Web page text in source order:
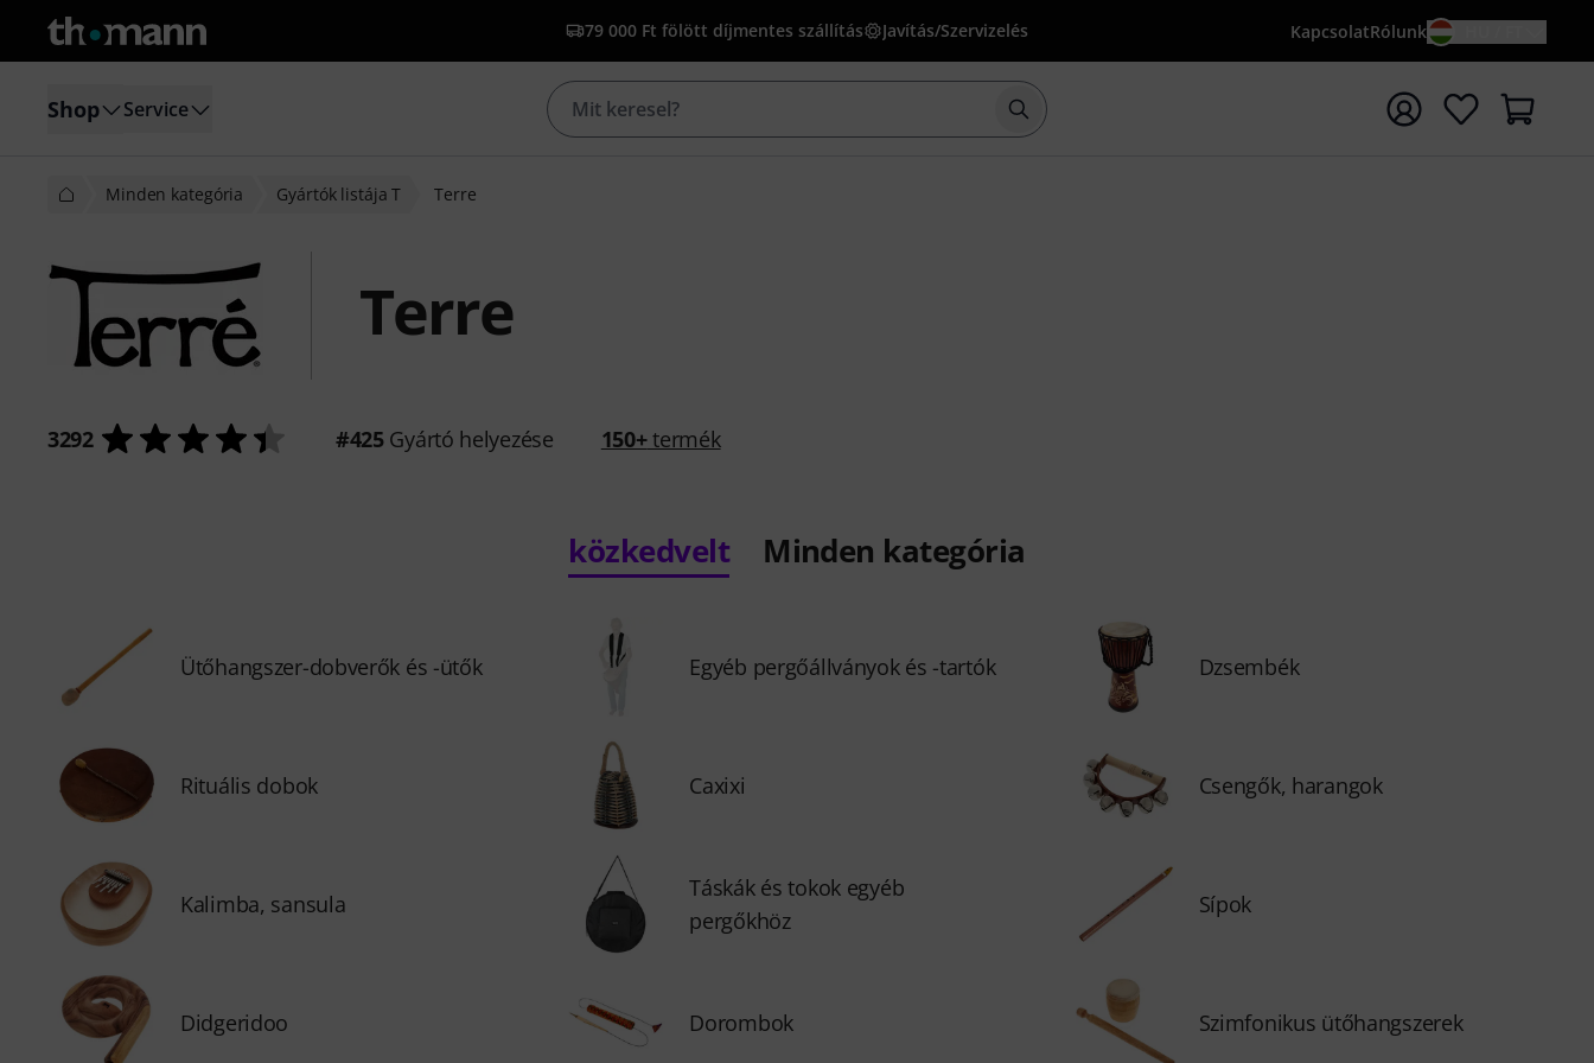
79 000 Ft fölött díjmentes szállítás Javítás/Szervizelés KapcsolatRólunk
Shop Service Keresés indítása {searchTerm} keresőszóval
Minden kategória Gyártók listája T Terre
Terre
3292 #425Gyártó helyezése 150+termék
közkedvelt Minden kategória
Ütőhangszer-dobverők és -ütők Egyéb pergőállványok és -tartók Dzsembék
Rituális dobok Caxixi Csengők, harangok
Kalimba, sansula
Táskák és tokok egyéb
pergőkhöz
Sípok
Didgeridoo Dorombok Szimfonikus ütőhangszerek